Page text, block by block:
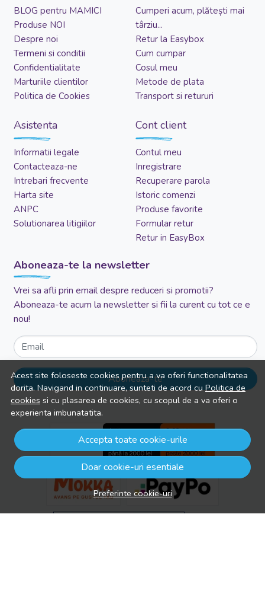
Acest site foloseste cookies pentru a va oferi functionalitatea
dorita. Navigand in continuare, sunteti de acord cuPolitica de
cookies si cu plasarea de cookies, cu scopul de a va oferi o
experienta imbunatatita.
Accepta toate cookie-urile
Doar cookie-uri esentiale
Preferinte cookie-uri
BLOG pentru MAMICI
Produse NOI
Despre noi
Termeni si conditii
Confidentialitate
Marturiile clientilor
Politica de Cookies
Cumperi acum, plătești mai
târziu...
Retur la Easybox
Cum cumpar
Cosul meu
Metode de plata
Transport si retururi
Asistenta
Informatii legale
Contacteaza-ne
Intrebari frecvente
Harta site
ANPC
Solutionarea litigiilor
Cont client
Contul meu
Inregistrare
Recuperare parola
Istoric comenzi
Produse favorite
Formular retur
Retur in EasyBox
Aboneaza-te la newsletter
Vrei sa afli prin email despre reduceri si promotii?
Aboneaza-te acum la newsletter si fii la curent cu tot ce e
nou!
Email
Aboneaza-te